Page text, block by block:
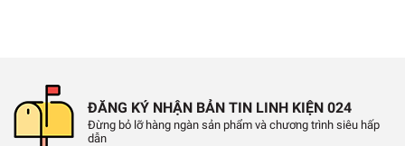
ĐĂNG KÝ NHẬN BẢN TIN LINH KIỆN 024
Đừng bỏ lỡ hàng ngàn sản phẩm và chương trình siêu hấp
dẫn